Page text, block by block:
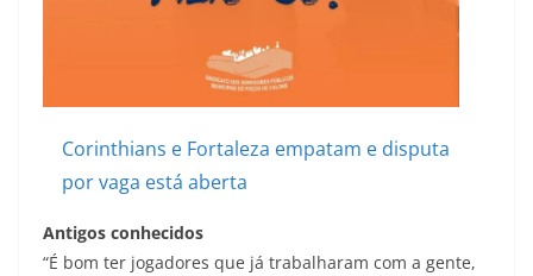
Corinthians e Fortaleza empatam e disputa
por vaga está aberta
Antigos conhecidos
“É bom ter jogadores que já trabalharam com a gente,